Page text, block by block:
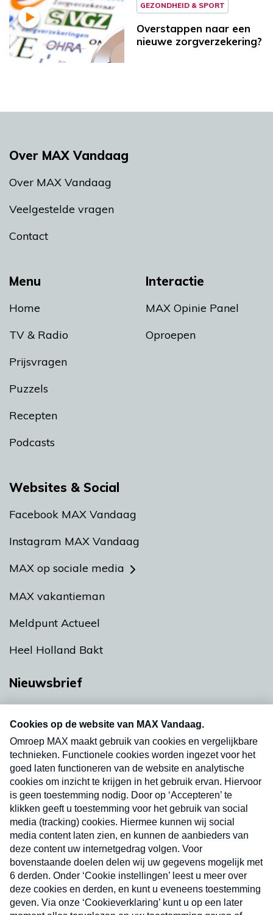
GEZONDHEID & SPORT
Overstappen naar een
nieuwe zorgverzekering?
Menu
Home
TV & Radio
Prijsvragen
Puzzels
Recepten
Podcasts
Interactie
MAX Opinie Panel
Oproepen
Over MAX Vandaag
Over MAX Vandaag
Veelgestelde vragen
Contact
Websites & Social
Facebook MAX Vandaag
Instagram MAX Vandaag
MAX op sociale media
MAX vakantieman
Meldpunt Actueel
Heel Holland Bakt
Nieuwsbrief
Neem hier een gratis abonnement op onze
nieuwsbrief. Elke vrijdag- en dinsdagochtend in
uw mailbox.
Verzend
Nieuwsbrief
Neem hier een gratis abonnement op onze